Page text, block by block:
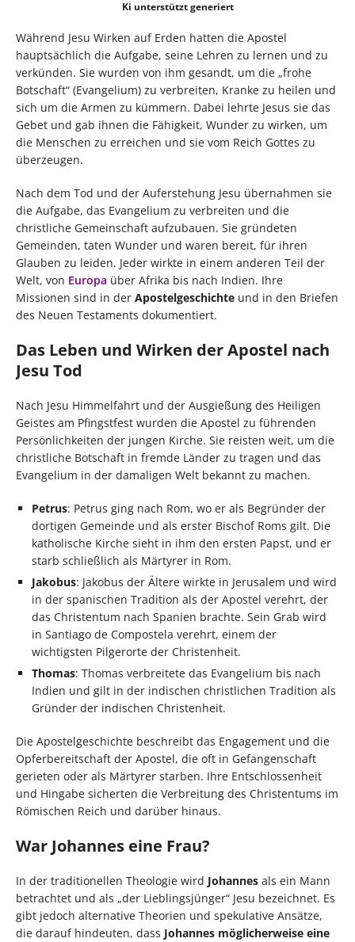
Ki unterstützt generiert
Während Jesu Wirken auf Erden hatten die Apostel
hauptsächlich die Aufgabe, seine Lehren zu lernen und zu
verkünden. Sie wurden von ihm gesandt, um die „frohe
Botschaft“ (Evangelium) zu verbreiten, Kranke zu heilen und
sich um die Armen zu kümmern. Dabei lehrte Jesus sie das
Gebet und gab ihnen die Fähigkeit, Wunder zu wirken, um
die Menschen zu erreichen und sie vom Reich Gottes zu
überzeugen.
Nach dem Tod und der Auferstehung Jesu übernahmen sie
die Aufgabe, das Evangelium zu verbreiten und die
christliche Gemeinschaft aufzubauen. Sie gründeten
Gemeinden, taten Wunder und waren bereit, für ihren
Glauben zu leiden. Jeder wirkte in einem anderen Teil der
Welt, von Europa über Afrika bis nach Indien. Ihre
Missionen sind in der Apostelgeschichte und in den Briefen
des Neuen Testaments dokumentiert.
Das Leben und Wirken der Apostel nach
Jesu Tod
Nach Jesu Himmelfahrt und der Ausgießung des Heiligen
Geistes am Pfingstfest wurden die Apostel zu führenden
Persönlichkeiten der jungen Kirche. Sie reisten weit, um die
christliche Botschaft in fremde Länder zu tragen und das
Evangelium in der damaligen Welt bekannt zu machen.
Petrus: Petrus ging nach Rom, wo er als Begründer der
dortigen Gemeinde und als erster Bischof Roms gilt. Die
katholische Kirche sieht in ihm den ersten Papst, und er
starb schließlich als Märtyrer in Rom.
Jakobus: Jakobus der Ältere wirkte in Jerusalem und wird
in der spanischen Tradition als der Apostel verehrt, der
das Christentum nach Spanien brachte. Sein Grab wird
in Santiago de Compostela verehrt, einem der
wichtigsten Pilgerorte der Christenheit.
Thomas: Thomas verbreitete das Evangelium bis nach
Indien und gilt in der indischen christlichen Tradition als
Gründer der indischen Christenheit.
Die Apostelgeschichte beschreibt das Engagement und die
Opferbereitschaft der Apostel, die oft in Gefangenschaft
gerieten oder als Märtyrer starben. Ihre Entschlossenheit
und Hingabe sicherten die Verbreitung des Christentums im
Römischen Reich und darüber hinaus.
War Johannes eine Frau?
In der traditionellen Theologie wird Johannes als ein Mann
betrachtet und als „der Lieblingsjünger“ Jesu bezeichnet. Es
gibt jedoch alternative Theorien und spekulative Ansätze,
die darauf hindeuten, dass Johannes möglicherweise eine